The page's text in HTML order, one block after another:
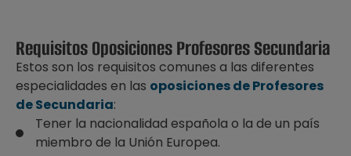
Requisitos Oposiciones Profesores Secundaria
Estos son los requisitos comunes a las diferentes
especialidades en las oposiciones de Profesores
de Secundaria:
Tener la nacionalidad española o la de un país
miembro de la Unión Europea.